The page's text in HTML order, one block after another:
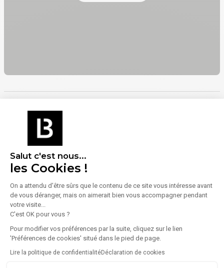
Salut c'est nous...
les Cookies !
On a attendu d'être sûrs que le contenu de ce site vous intéresse avant
de vous déranger, mais on aimerait bien vous accompagner pendant
votre visite...
C'est OK pour vous ?
Pour modifier vos préférences par la suite, cliquez sur le lien
'Préférences de cookies' situé dans le pied de page.
Lire la politique de confidentialitéDéclaration de cookies
CHAUFFAGE :
- Aérotherme électrique
Énergie
Diagnostic de performance énergétique (DPE)
Consommation (énergie primaire) :
kWhEP/m².an)
Indice d'émission de gaz à effet de serre (GES)
D (30 à 49 kg eqCO2/m².an)